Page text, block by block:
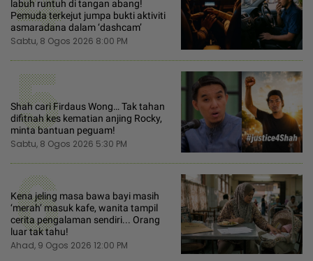
labuh runtuh di tangan abang!
Pemuda terkejut jumpa bukti aktiviti
asmaradana dalam ‘dashcam’
Sabtu, 8 Ogos 2026 8:00 PM
5
Shah cari Firdaus Wong… Tak tahan
difitnah kes kematian anjing Rocky,
minta bantuan peguam!
Sabtu, 8 Ogos 2026 5:30 PM
6
Kena jeling masa bawa bayi masih
‘merah’ masuk kafe, wanita tampil
cerita pengalaman sendiri... Orang
luar tak tahu!
Ahad, 9 Ogos 2026 12:00 PM